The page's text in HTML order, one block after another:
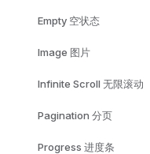
Empty 空状态
Image 图片
Infinite Scroll 无限滚动
Pagination 分页
Progress 进度条